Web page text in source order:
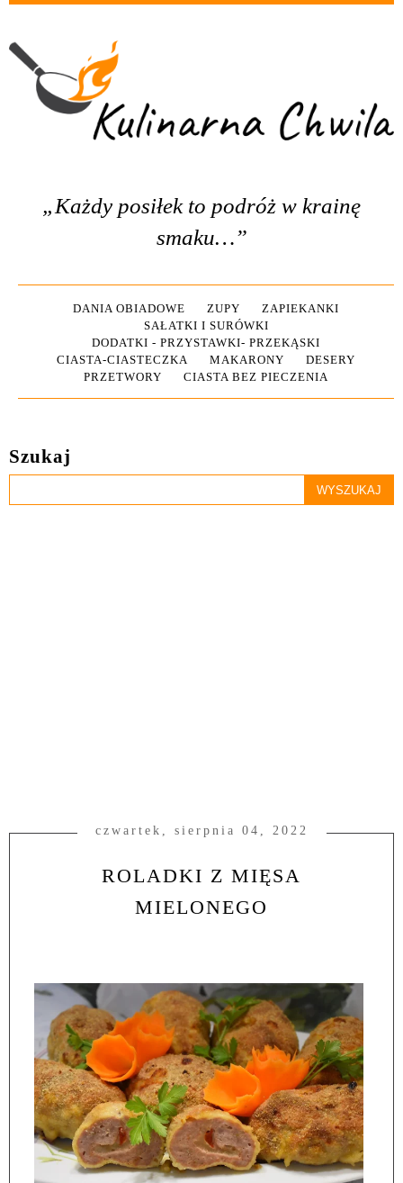
„Każdy posiłek to podróż w krainę
smaku…”
DANIA OBIADOWE ZUPY
ZAPIEKANKI
SAŁATKI I SURÓWKI
DODATKI - PRZYSTAWKI- PRZEKĄSKI
CIASTA-CIASTECZKA
MAKARONY
DESERY
PRZETWORY
CIASTA BEZ PIECZENIA
Szukaj
czwartek, sierpnia 04, 2022
ROLADKI Z MIĘSA
MIELONEGO